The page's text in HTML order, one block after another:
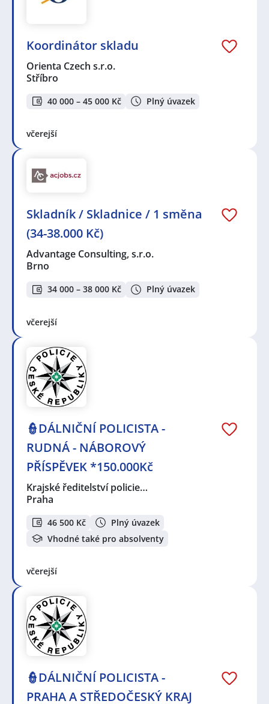
Koordinátor skladu
Orienta Czech s.r.o.
Stříbro
40 000 – 45 000 Kč Plný úvazek
včerejší
Skladník / Skladnice / 1 směna
(34-38.000 Kč)
Advantage Consulting, s.r.o.
Brno
34 000 – 38 000 Kč Plný úvazek
včerejší
👮DÁLNIČNÍ POLICISTA -
RUDNÁ - NÁBOROVÝ
PŘÍSPĚVEK *150.000Kč
Krajské ředitelství policie…
Praha
46 500 Kč
Plný úvazek
Vhodné také pro absolventy
včerejší
👮DÁLNIČNÍ POLICISTA -
PRAHA A STŘEDOČESKÝ KRAJ